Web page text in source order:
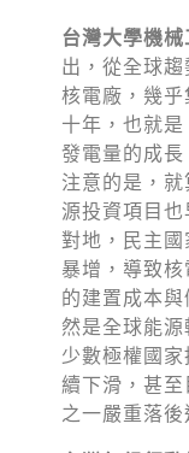
台灣大學機
出，從全球
核電廠，幾
十年，也就
發電量的成
注意的是，
源投資項目
對地，民主
暴增，導致
的建置成本
然是全球能
少數極權國
續下滑，甚
之一嚴重落後